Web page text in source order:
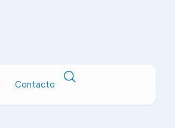
Contacto